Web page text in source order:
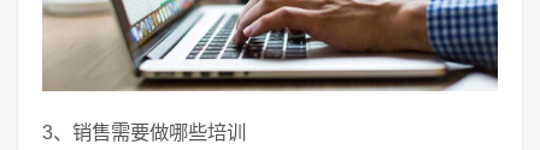
3、销售需要做哪些培训